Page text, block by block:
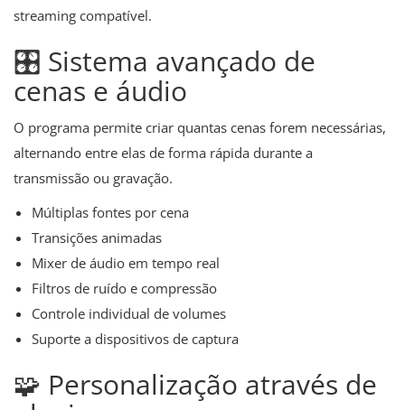
streaming compatível.
🎛️ Sistema avançado de
cenas e áudio
O programa permite criar quantas cenas forem necessárias,
alternando entre elas de forma rápida durante a
transmissão ou gravação.
Múltiplas fontes por cena
Transições animadas
Mixer de áudio em tempo real
Filtros de ruído e compressão
Controle individual de volumes
Suporte a dispositivos de captura
🧩 Personalização através de